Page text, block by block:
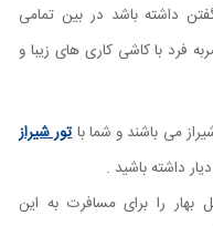
داشته باشد در بین تمامی
فرد با کاشی کاری های زیبا و
می باشند و شما باتور شیراز
داشته باشید .
را برای مسافرت به این